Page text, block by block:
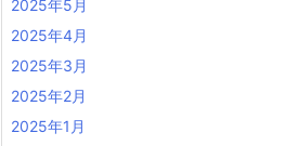
2025年5月
2025年4月
2025年3月
2025年2月
2025年1月